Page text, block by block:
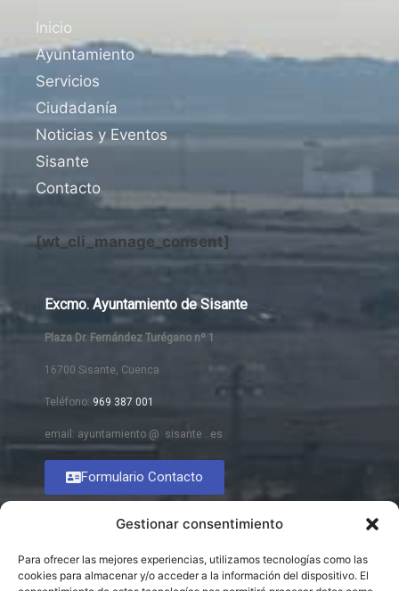
Gestionar consentimiento
Para ofrecer las mejores experiencias, utilizamos tecnologías como las
cookies para almacenar y/o acceder a la información del dispositivo. El
Inicio
Ayuntamiento
Servicios
Ciudadanía
Noticias y Eventos
Sisante
Contacto
[wt_cli_manage_consent]
Excmo. Ayuntamiento de Sisante
Plaza Dr. Fernández Turégano nº 1
16700 Sisante, Cuenca
Teléfono: 969 387 001
email: ayuntamiento @ sisante . es
Formulario Contacto